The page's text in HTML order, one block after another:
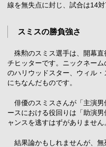
線を無失点に封じ、試合は14
スミスの勝負強さ
殊勲のスミス選手は、開幕直
チヒッターです。ニックネーム
のハリウッドスター、ウィル
にちなんだものです。
俳優のスミスさんが「主演男
ースにおける役回りは「助演
ャンスを逃すはずがありません
結果論かもしれませんが、無